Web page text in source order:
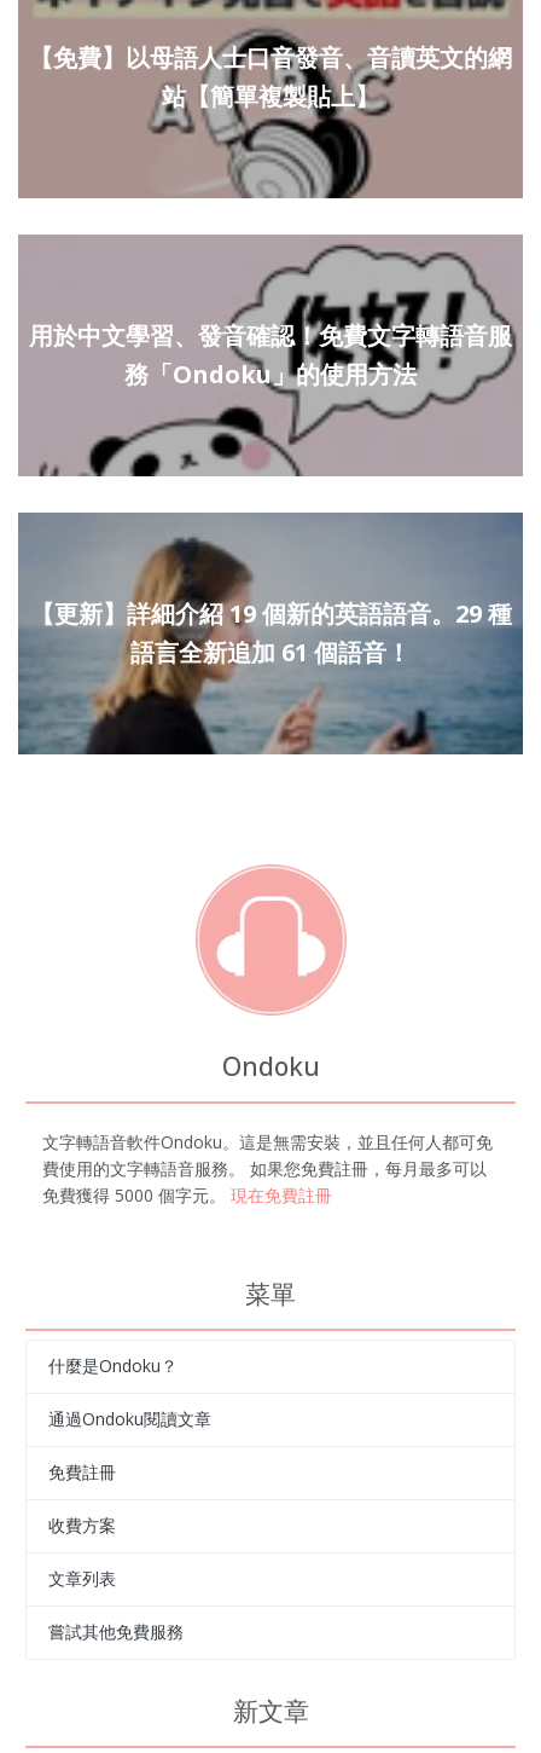
【免費】以母語人士口音發音、音讀英文的網
站【簡單複製貼上】
用於中文學習、發音確認！免費文字轉語音服
務「Ondoku」的使用方法
【更新】詳細介紹 19 個新的英語語音。29 種
語言全新追加 61 個語音！
Ondoku
文字轉語音軟件Ondoku。這是無需安裝，並且任何人都可免
費使用的文字轉語音服務。 如果您免費註冊，每月最多可以
免費獲得 5000 個字元。 現在免費註冊
菜單
什麼是Ondoku？
通過Ondoku閱讀文章
免費註冊
收費方案
文章列表
嘗試其他免費服務
新文章